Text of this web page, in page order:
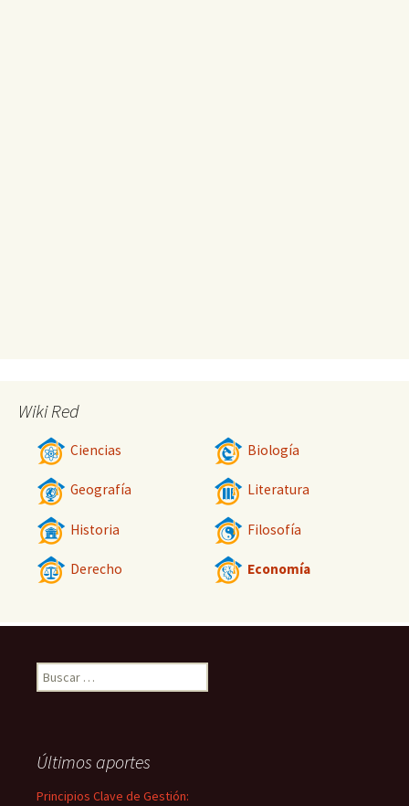
Wiki Red
Ciencias Biología
Geografía Literatura
Historia Filosofía
Derecho Economía
Buscar:
Últimos aportes
Principios Clave de Gestión: